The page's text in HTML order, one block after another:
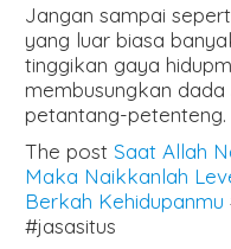
Jangan sampai
yang luar biasa
tinggikan gaya
membusungkan
petantang-petenteng.
The post Saat Allah
Maka Naikkanlah
Berkah Kehidupanmu
#jasasitus